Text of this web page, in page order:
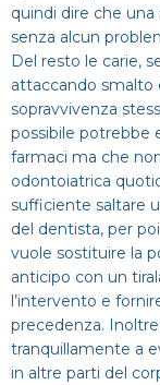
quindi dire che
senza alcun
Del resto le carie,
attaccando smalto
sopravvivenza
possibile potrebbe
farmaci ma che
odontoiatrica
sufficiente saltare
del dentista, per
vuole sostituire la
anticipo con un
l’intervento e
precedenza.
tranquillamente a
in altre parti del